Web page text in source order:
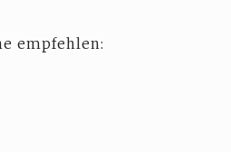
empfehlen: